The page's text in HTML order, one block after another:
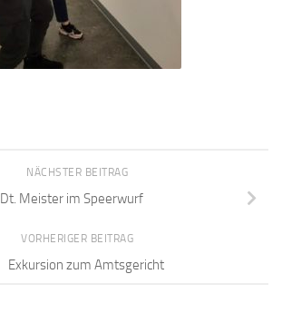
NÄCHSTER BEITRAG
Dt. Meister im Speerwurf
VORHERIGER BEITRAG
Exkursion zum Amtsgericht